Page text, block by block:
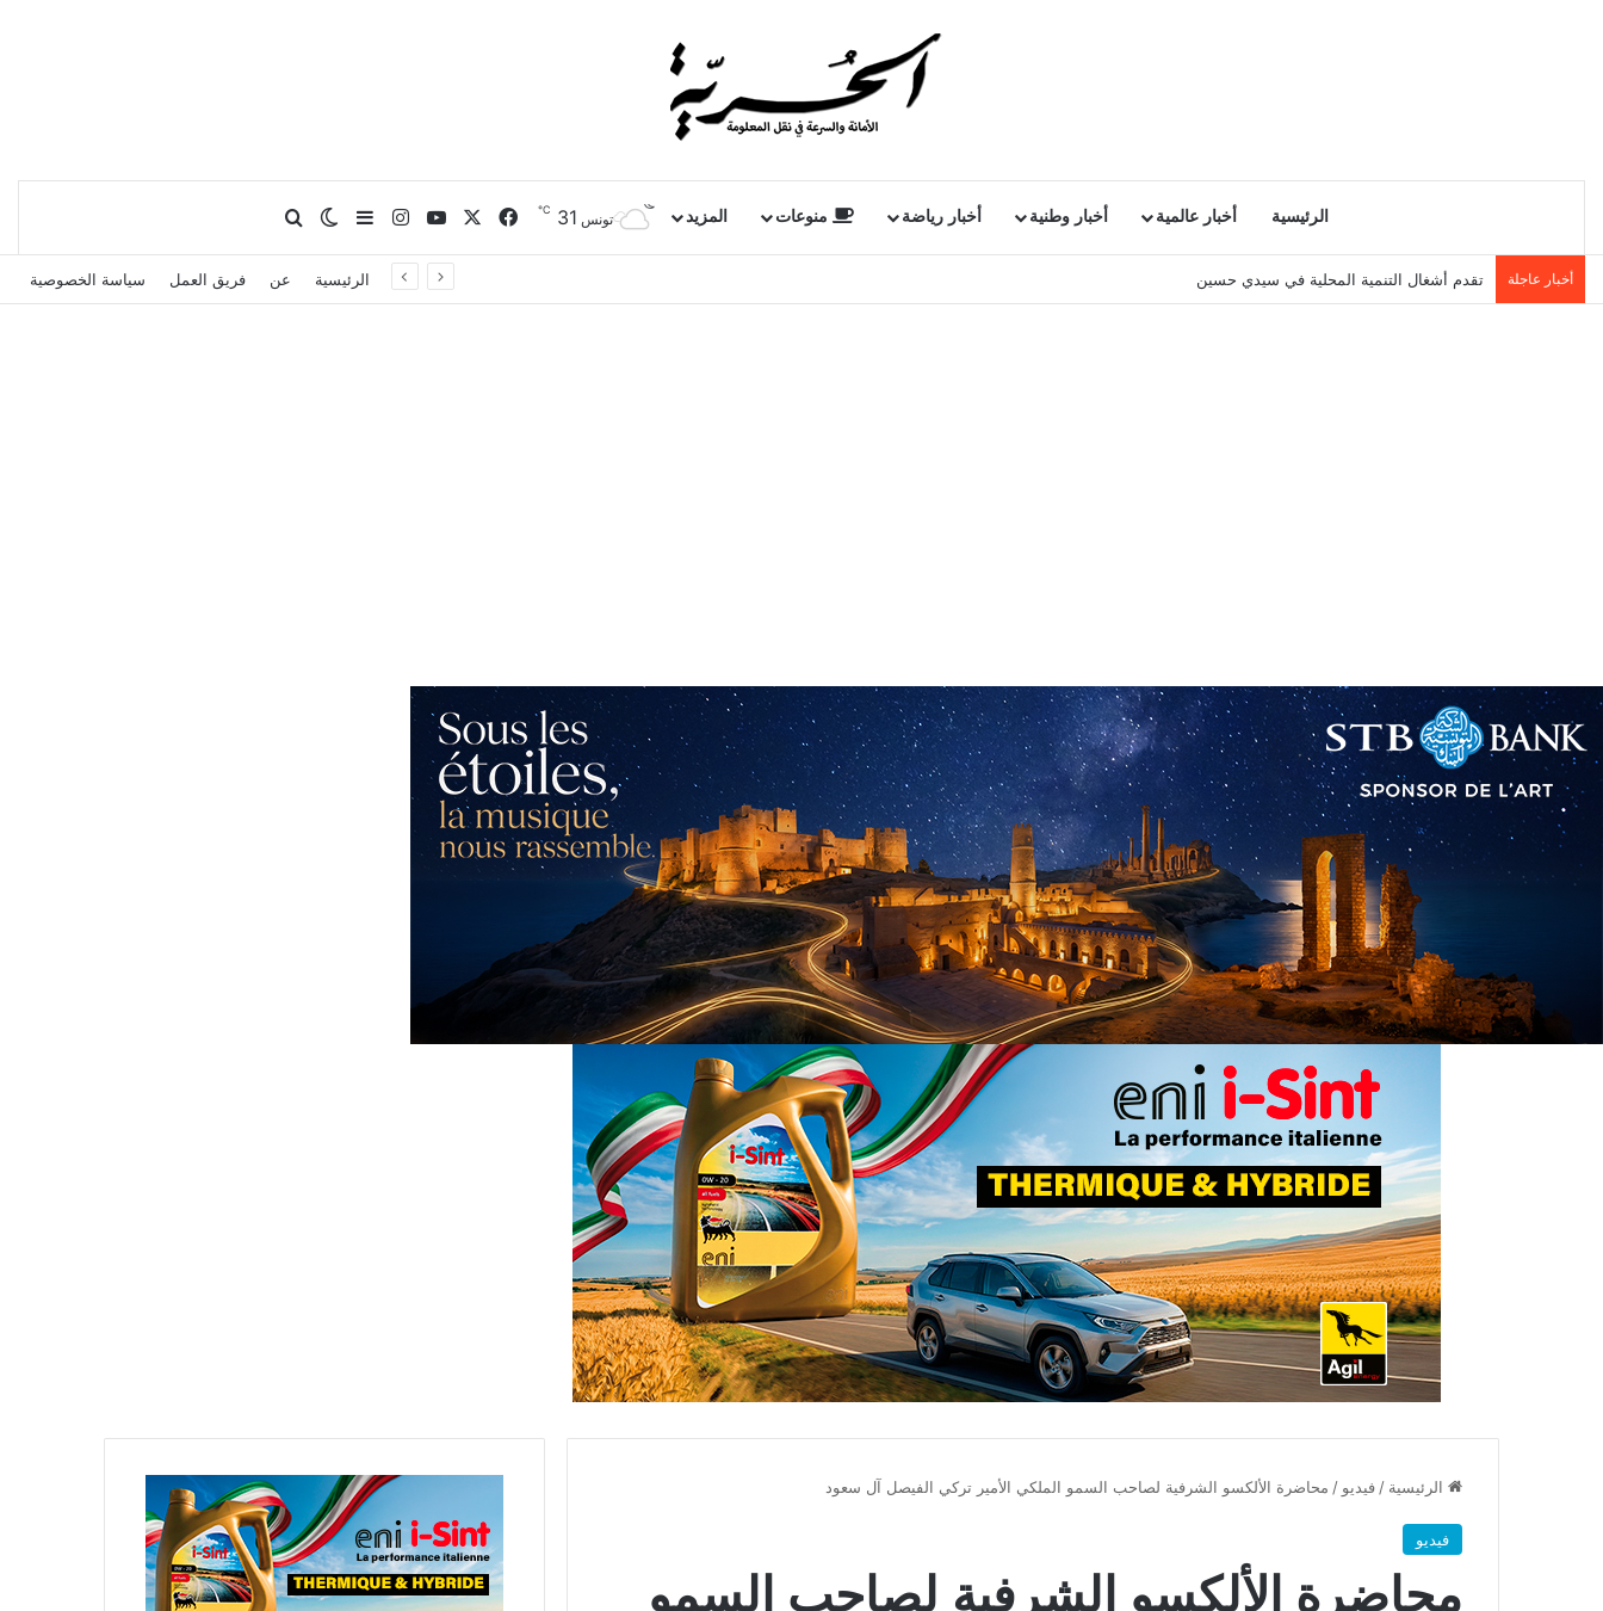
الرئيسية أخبار عالمية أخبار وطنية أخبار رياضة منوعات المزيد تونس 31
℃ فيسبوك يوتيوبانستقرامإضافة عمود جانبي
الوضع المظلم
بحث عن
أخبار عاجلة تقدم أشغال التنمية المحلية في سيدي حسين الرئيسية عن فريق العمل سياسة الخصوصية
الرئيسية / فيديو / محاضرة الألكسو الشرفية لصاحب السمو الملكي الأمير تركي الفيصل آل سعود
فيديو
محاضرة الألكسو الشرفية لصاحب السمو